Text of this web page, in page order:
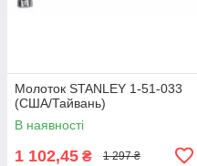
Молоток STANLEY 1-51-033
(США/Тайвань)
В наявності
1 102,45 ₴ 1 297 ₴